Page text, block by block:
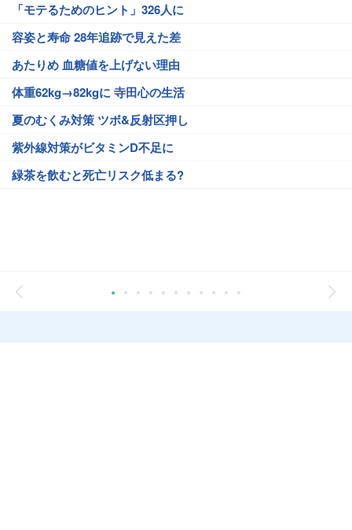
「モテるためのヒント」326人に
容姿と寿命 28年追跡で見えた差
あたりめ 血糖値を上げない理由
体重62kg→82kgに 寺田心の生活
夏のむくみ対策 ツボ&反射区押し
紫外線対策がビタミンD不足に
緑茶を飲むと死亡リスク低まる?